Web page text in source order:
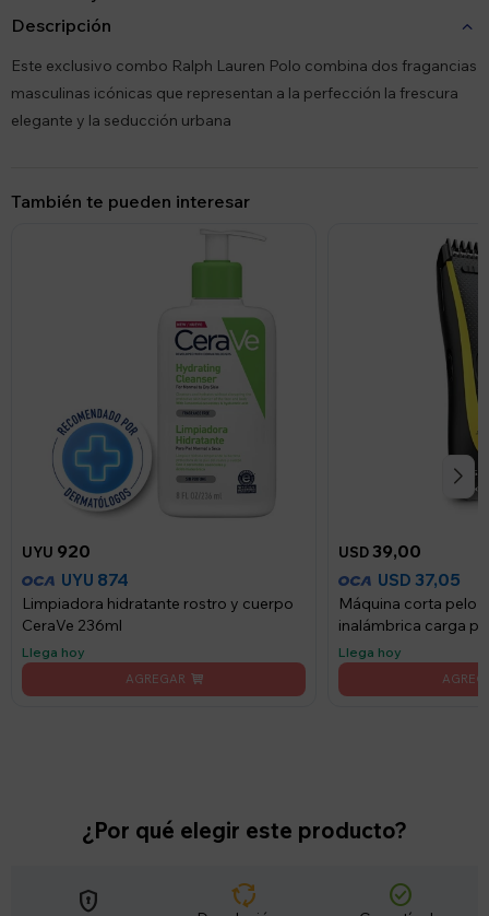
Descripción
Este exclusivo combo Ralph Lauren Polo combina dos fragancias
masculinas icónicas que representan a la perfección la frescura
elegante y la seducción urbana
También te pueden interesar
UYU 920
UYU 874
Limpiadora hidratante rostro y cuerpo
CeraVe 236ml
Llega hoy
USD 39,00
USD 37,05
Máquina corta pelo
inalámbrica carga
Llega hoy
¿Por qué elegir este producto?
encrypted cycle check_circle